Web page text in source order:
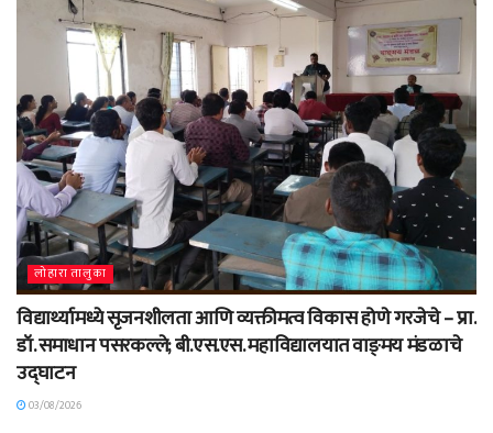
लोहारा तालुका
विद्यार्थ्यामध्ये सृजनशीलता आणि व्यक्तीमत्व विकास होणे गरजेचे – प्रा.
डॉ. समाधान पसरकल्ले; बी.एस.एस. महाविद्यालयात वाङ्‌मय मंडळाचे
उद्घाटन
03/08/2026